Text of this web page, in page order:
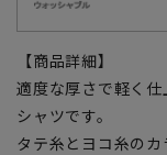
【商品詳細】
適度な厚さで軽く
シャツです。
タテ糸とヨコ糸の